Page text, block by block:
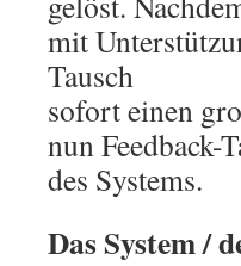
mit
Tausch
sofort einen
nun Feedback-
des Systems.
Das System /